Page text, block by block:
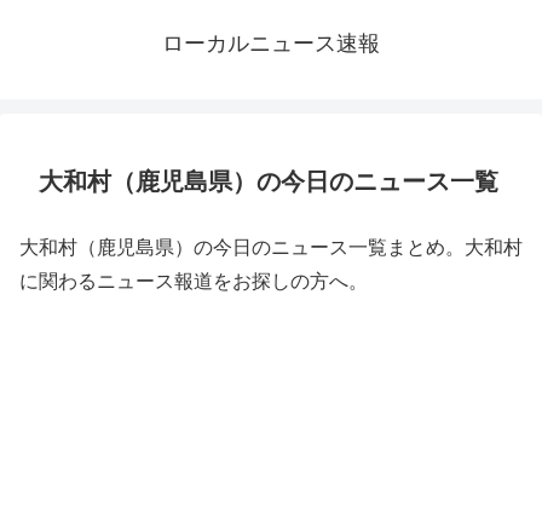
ローカルニュース速報
大和村（鹿児島県）の今日のニュース一覧
大和村（鹿児島県）の今日のニュース一覧まとめ。大和村
に関わるニュース報道をお探しの方へ。